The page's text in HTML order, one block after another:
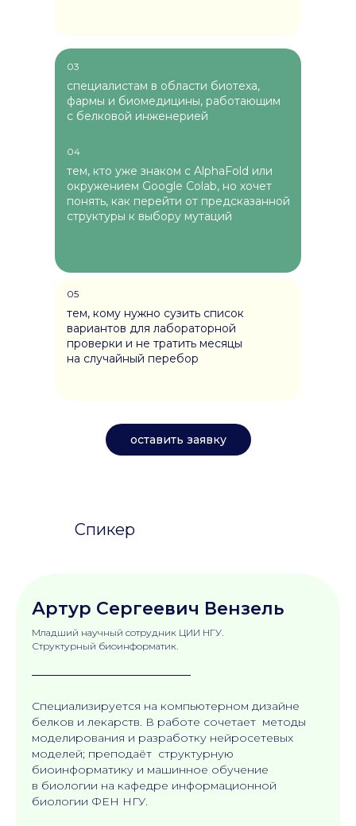
05
тем, кому нужно сузить список
вариантов для лабораторной
проверки и не тратить месяцы
на случайный перебор
оставить заявку
03
специалистам в области биотеха,
фармы и биомедицины, работающим
с белковой инженерией
04
тем, кто уже знаком с AlphaFold или
окружением Google Colab, но хочет
понять, как перейти от предсказанной
структуры к выбору мутаций
Спикер
Артур Сергеевич Вензель
Младший научный сотрудник ЦИИ НГУ.
Структурный биоинформатик.
Специализируется на компьютерном дизайне
белков и лекарств. В работе сочетает методы
моделирования и разработку нейросетевых
моделей; преподаёт структурную
биоинформатику и машинное обучение
в биологии на кафедре информационной
биологии ФЕН НГУ.